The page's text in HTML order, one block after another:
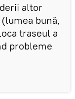
altor
bună,
traseul a
probleme